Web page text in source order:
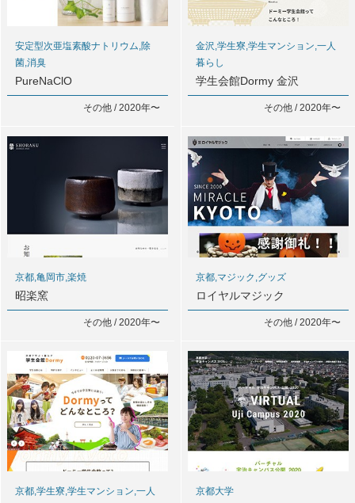
安定型次亜塩素酸ナトリウム,除
菌,消臭
PureNaClO
その他 / 2020年〜
金沢,学生寮,学生マンション,一人
暮らし
学生会館Dormy 金沢
その他 / 2020年〜
京都,亀岡市,楽焼
昭楽窯
その他 / 2020年〜
京都,マジック,グッズ
ロイヤルマジック
その他 / 2020年〜
京都,学生寮,学生マンション,一人
京都大学